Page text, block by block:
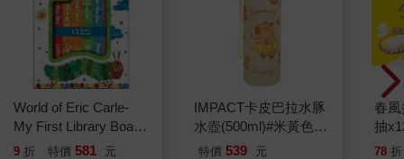
World of Eric Carle-
My First Library Board
Book Block Set
9 折 特價 581 元
IMPACT卡皮巴拉水豚
水壺(500ml)#米黃色
IM00B18YL
特價 539 元
春
抽
78 折